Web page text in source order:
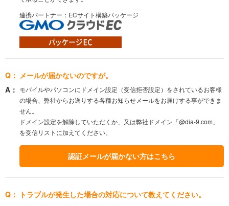
連携パートナー：ECサイト構築パッケージ
メールが届かないのですが。
モバイルやパソコンにドメイン設定（受信拒否設定）をされているお客様
の場合、弊社からお送りする各種お知らせメールをお届けする事ができま
せん。
ドメイン設定を解除していただくか、又は弊社ドメイン「@dia-9.com」
を受信リストに加えてください。
認証メールが届かない方はこちら
トラブルが発生した場合の対応について教えてください。